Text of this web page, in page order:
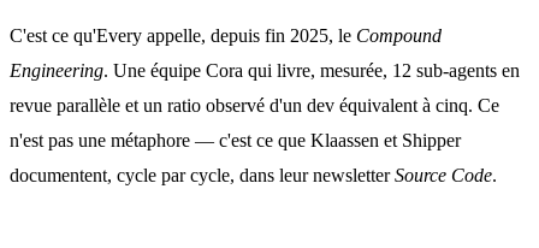
C'est ce qu'Every appelle, depuis fin 2025, le Compound
Engineering. Une équipe Cora qui livre, mesurée, 12 sub-agents en
revue parallèle et un ratio observé d'un dev équivalent à cinq. Ce
n'est pas une métaphore — c'est ce que Klaassen et Shipper
documentent, cycle par cycle, dans leur newsletterSource Code.